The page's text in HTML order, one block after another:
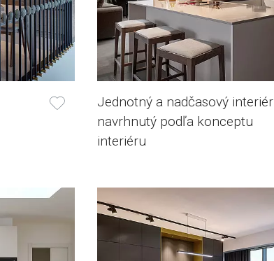
Jednotný a nadčasový interiér
navrhnutý podľa konceptu
interiéru